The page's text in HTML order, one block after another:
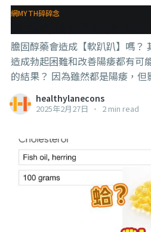
網MYTH碎碎念
膽固醇藥會造成【軟趴趴】嗎？ 其實目前的研究結果是：
造成勃起困難和改善陽痿都有可能。 為什麼會有截
的結果？ 因為雖然都是陽痿，但影響的原理是不一樣的。
造成勃起困難的原理，是藥物會
而膽固醇是男性荷爾蒙的原料，
膽固醇越高，你的硬度就越高， 也不代表你通過飲食改善
膽固醇了，你也會勃起困難。 這只是藥物可能的副作用而
已，而且這個副作用比較少見，並
善陽痿的原理，是改善血脂指數
會提高，【心臟】也比較有力，血
改善了，血管彈性恢復了，性功能也
healthylanecons
2025年2月27日 • 2 min read